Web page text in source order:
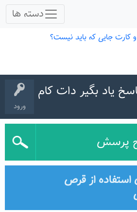
ورود
یاد بگیر دات کام
پرسش
از قرص